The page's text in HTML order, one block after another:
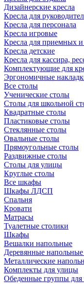
Дизайнерские кресла
Кресла для
Кресла для персонала
Кресла игровые
Кресла для приемных
Кресла детские
Кресла для кассира,
Комплектующие для
Эргономичные
Все столы
Ученические столы
Столы для школьной
Квадратные столы
Пластиковые столы
Стеклянные столы
Овальные столы
Прямоугольные столы
Раздвижные столы
Столы для улицы
Круглые столы
Все шкафы
Шкафы ЛДСП
Спальня
Кровати
Матрасы
Туалетные столики
Шкафы
Вешалки напольные
Деревянные
Металлические
Комплекты для улицы
Обеденные группы для